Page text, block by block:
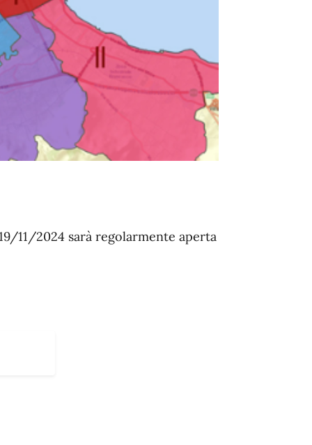
11/2024 sarà regolarmente aperta